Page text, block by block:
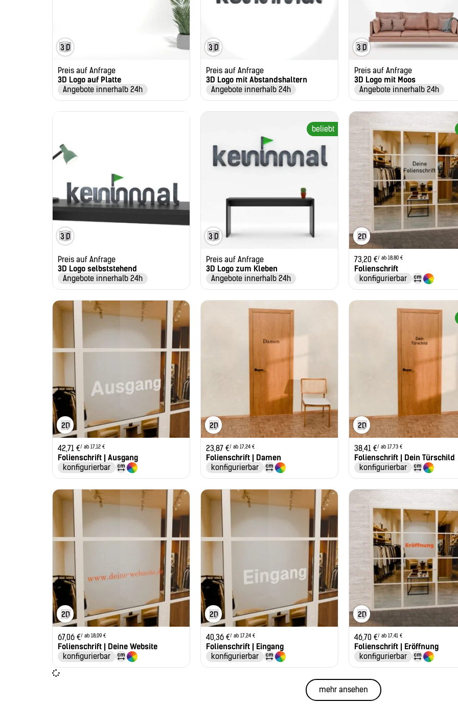
Preis auf Anfrage
3D Logo auf Platte
Angebote innerhalb 24h
Preis auf Anfrage
3D Logo mit Abstandshaltern
Angebote innerhalb 24h
Preis auf Anfrage
3D Logo mit Moos
Angebote innerhalb 24h
Preis auf Anfrage
3D Logo selbststehend
Angebote innerhalb 24h
beliebt
Preis auf Anfrage
3D Logo zum Kleben
Angebote innerhalb 24h
73,20 €/ ab 18,80 €
Folienschrift
konfigurierbar
42,71 €/ ab 17,12 €
Folienschrift | Ausgang
konfigurierbar
23,87 €/ ab 17,24 €
Folienschrift | Damen
konfigurierbar
38,41 €/ ab 17,73 €
Folienschrift | Dein Türschild
konfigurierbar
67,06 €/ ab 18,09 €
Folienschrift | Deine Website
konfigurierbar
40,36 €/ ab 17,24 €
Folienschrift | Eingang
konfigurierbar
46,70 €/ ab 17,41 €
Folienschrift | Eröffnung
konfigurierbar
mehr ansehen